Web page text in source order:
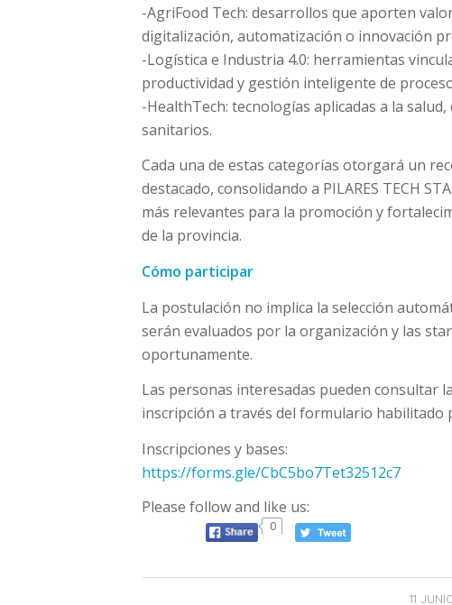
-AgriFood Tech: desarrollos que aporten
digitalización, automatización o innovación
-Logística e Industria 4.0: herramientas
productividad y gestión inteligente de
-HealthTech: tecnologías aplicadas a la
sanitarios.
Cada una de estas categorías otorgará un
destacado, consolidando a PILARES TECH
más relevantes para la promoción y
de la provincia.
Cómo participar
La postulación no implica la selección
serán evaluados por la organización y las
oportunamente.
Las personas interesadas pueden consultar
inscripción a través del formulario habilitado
Inscripciones y bases:
https://forms.gle/CbC5bo7Tet32512c7
Please follow and like us:
0
11 /